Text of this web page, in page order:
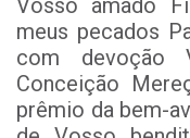
Vosso amado
meus pecados
com devoção
Conceição
prêmio da bem-